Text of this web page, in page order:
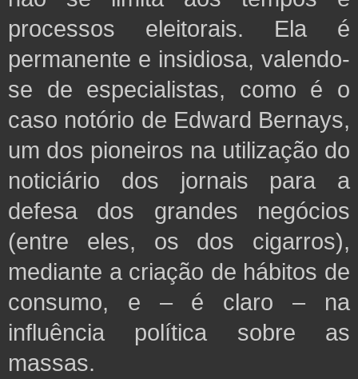
processos eleitorais. Ela é
permanente e insidiosa, valendo-
se de especialistas, como é o
caso notório de Edward Bernays,
um dos pioneiros na utilização do
noticiário dos jornais para a
defesa dos grandes negócios
(entre eles, os dos cigarros),
mediante a criação de hábitos de
consumo, e – é claro – na
influência política sobre as
massas.